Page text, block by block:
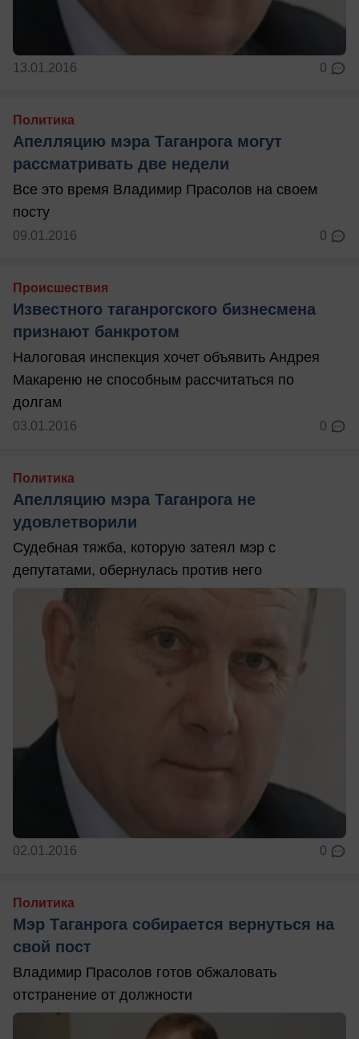
13.01.2016 0
Политика
Апелляцию мэра Таганрога могут
рассматривать две недели
Все это время Владимир Прасолов на своем
посту
09.01.2016 0
Происшествия
Известного таганрогского бизнесмена
признают банкротом
Налоговая инспекция хочет объявить Андрея
Макареню не способным рассчитаться по
долгам
03.01.2016 0
Политика
Апелляцию мэра Таганрога не
удовлетворили
Судебная тяжба, которую затеял мэр с
депутатами, обернулась против него
02.01.2016 0
Политика
Мэр Таганрога собирается вернуться на
свой пост
Владимир Прасолов готов обжаловать
отстранение от должности